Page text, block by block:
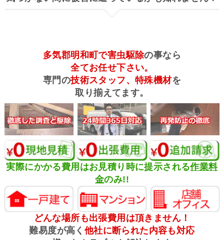
多気郡明和町で害虫駆除の事なら
全てお任せ下さい。
専門の技術スタッフ、特殊機材を
取り揃えてます。
実際にかかる費用はお見積り時に提示される作業料
金のみ!!
どんな場所も出張費用は頂きません！
難易度が高く 他社に断られた内容も対応